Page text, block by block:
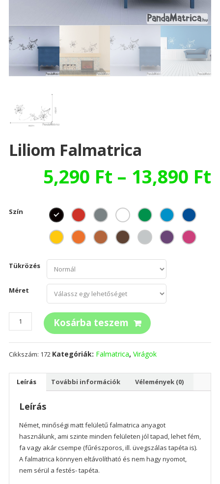
Liliom Falmatrica
5,290 Ft – 13,890 Ft
Szín
Tükrözés
Méret
Liliom
falmatrica
Kosárba teszem
Cikkszám: 172 Kategóriák: Falmatrica, Virágok
Leírás További információk Vélemények (0)
Leírás
Német, minőségi matt felületű falmatrica anyagot
használunk, ami szinte minden felületen jól tapad, lehet fém,
fa vagy akár csempe (fűrészporos, ill. üvegszálas tapéta is).
A falmatrica könnyen eltávolítható és nem hagy nyomot,
nem sérül a festés- tapéta.